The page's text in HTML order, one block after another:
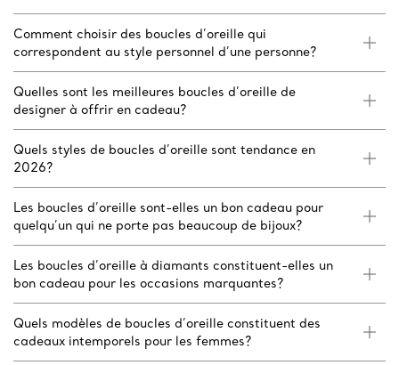
Comment choisir des boucles d’oreille qui
correspondent au style personnel d’une personne?
Quelles sont les meilleures boucles d’oreille de
designer à offrir en cadeau?
Quels styles de boucles d’oreille sont tendance en
2026?
Les boucles d’oreille sont-elles un bon cadeau pour
quelqu’un qui ne porte pas beaucoup de bijoux?
Les boucles d’oreille à diamants constituent-elles un
bon cadeau pour les occasions marquantes?
Quels modèles de boucles d’oreille constituent des
cadeaux intemporels pour les femmes?